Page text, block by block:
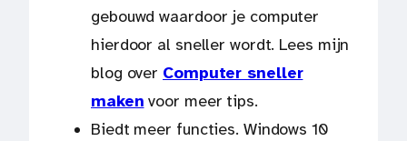
gebouwd waardoor je computer
hierdoor al sneller wordt. Lees mijn
blog over Computer sneller
maken voor meer tips.
Biedt meer functies. Windows 10